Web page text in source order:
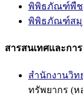
พิพิธภัณฑ์พืช
พิพิธภัณฑ์สมุ
สารสนเทศและกา
สำนักงานวิท
ทรัพยากร (ห